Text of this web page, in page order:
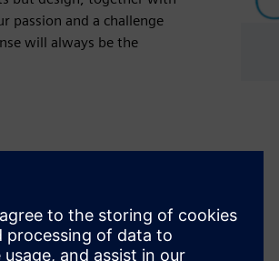
passion and a challenge
will always be the
Müüge Siemens